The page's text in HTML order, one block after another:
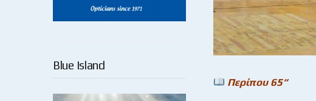
Blue Island
Περίπου 65“